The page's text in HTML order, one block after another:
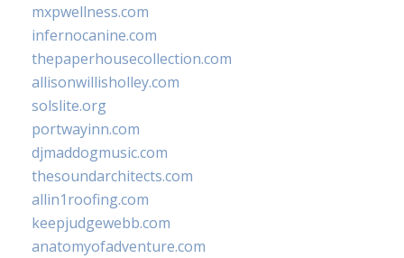
mxpwellness.com
infernocanine.com
thepaperhousecollection.com
allisonwillisholley.com
solslite.org
portwayinn.com
djmaddogmusic.com
thesoundarchitects.com
allin1roofing.com
keepjudgewebb.com
anatomyofadventure.com